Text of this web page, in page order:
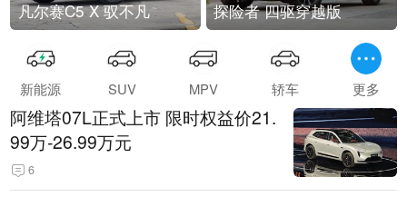
凡尔赛C5 X 驭不凡 探险者 四驱穿越版
新能源 SUV MPV 轿车 更多
阿维塔07L正式上市 限时权益价21.
99万-26.99万元
6